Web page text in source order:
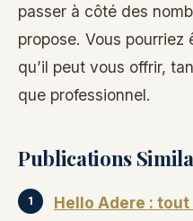
passer à côté des
propose. Vous
qu’il peut vous offrir,
que professionnel.
Publications
Hello Adere :